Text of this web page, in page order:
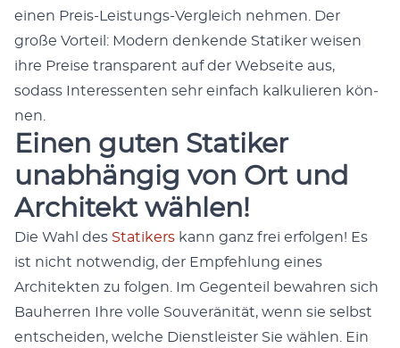
einen Preis-Leis­tungs-Ver­gle­ich nehmen. Der
große Vorteil: Mod­ern denk­ende Sta­tik­er weisen
ihre Preise trans­par­ent auf der Web­seite aus,
sodass Inter­essen­ten sehr ein­fach kalkulieren kön­
nen.
Einen guten Statiker
unabhängig von Ort und
Architekt wählen!
Die Wahl des Sta­tik­ers kann ganz frei erfol­gen! Es
ist nicht notwendig, der Empfehlung eines
Architek­ten zu fol­gen. Im Gegen­teil bewahren sich
Bauher­ren Ihre volle Sou­veränität, wenn sie selb­st
entschei­den, welche Dien­stleis­ter Sie wählen. Ein